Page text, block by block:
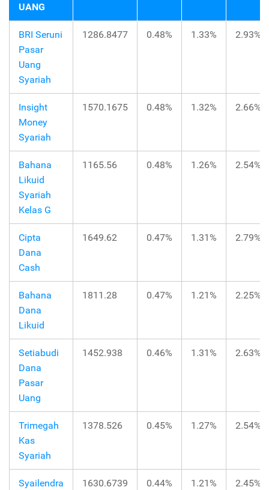
UANG
BRI Seruni
Pasar
Uang
Syariah
1286.8477 0.48% 1.33% 2.93%
Insight
Money
Syariah
1570.1675 0.48% 1.32% 2.66%
Bahana
Likuid
Syariah
Kelas G
1165.56 0.48% 1.26% 2.54%
Cipta
Dana
Cash
1649.62 0.47% 1.31% 2.79%
Bahana
Dana
Likuid
1811.28 0.47% 1.21% 2.25%
Setiabudi
Dana
Pasar
Uang
1452.938 0.46% 1.31% 2.63%
Trimegah
Kas
Syariah
1378.526 0.45% 1.27% 2.54%
Syailendra 1630.6739 0.44% 1.21% 2.45%